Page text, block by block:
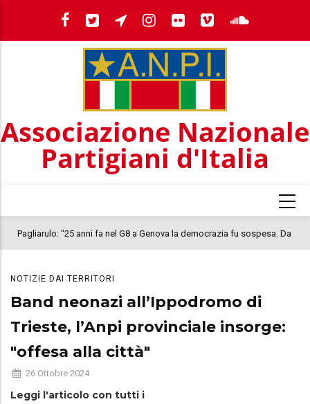
contenuto
Associazione Nazionale
Partigiani d'Italia
Pagliarulo: "25 anni fa nel G8 a Genova la democrazia fu sospesa. Da
colloca la morte di Abderrahim Fakir"
NOTIZIE DAI TERRITORI
Band neonazi all’Ippodromo di
Trieste, l’Anpi provinciale insorge:
"offesa alla città"
26 Ottobre 2024
​​​​​​Leggi l'articolo con tutti i